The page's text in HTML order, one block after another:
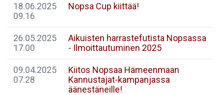
18.06.2025
09.16
Nopsa Cup kiittää!
26.05.2025
17.00
Aikuisten harrastefutista Nopsassa
- Ilmoittautuminen 2025
09.04.2025
07.28
Kiitos Nopsaa Hämeenmaan
Kannustajat-kampanjassa
äänestäneille!